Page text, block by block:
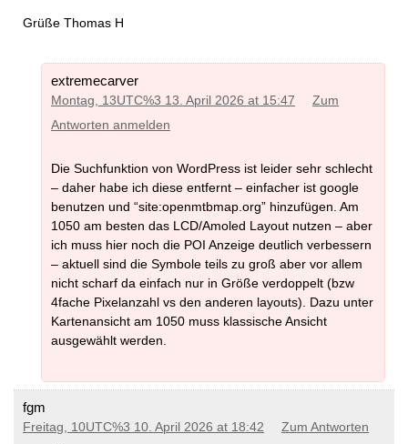
Grüße Thomas H
extremecarver
Montag, 13UTC%3 13. April 2026 at 15:47
Zum
Antworten anmelden
Die Suchfunktion von WordPress ist leider sehr schlecht
– daher habe ich diese entfernt – einfacher ist google
benutzen und “site:openmtbmap.org” hinzufügen. Am
1050 am besten das LCD/Amoled Layout nutzen – aber
ich muss hier noch die POI Anzeige deutlich verbessern
– aktuell sind die Symbole teils zu groß aber vor allem
nicht scharf da einfach nur in Größe verdoppelt (bzw
4fache Pixelanzahl vs den anderen layouts). Dazu unter
Kartenansicht am 1050 muss klassische Ansicht
ausgewählt werden.
fgm
Freitag, 10UTC%3 10. April 2026 at 18:42
Zum Antworten